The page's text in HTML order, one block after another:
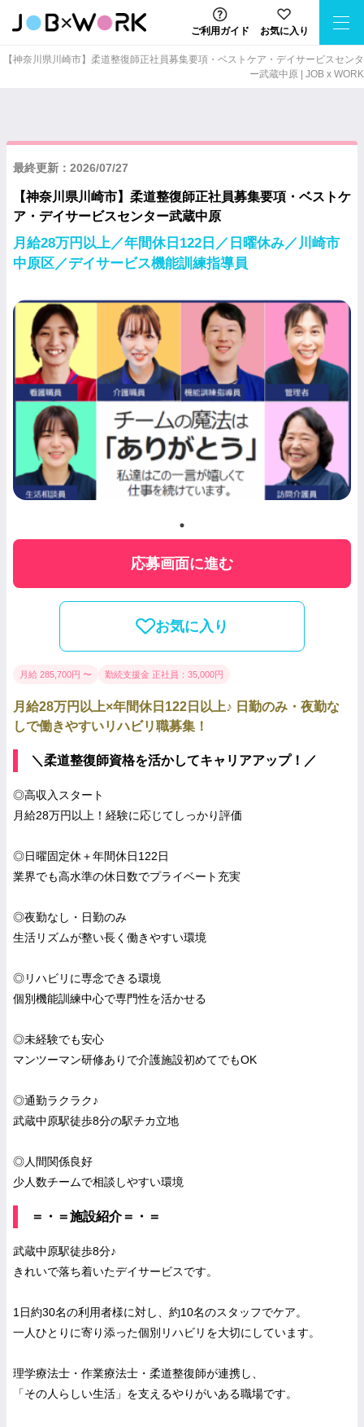
ご利用ガイド お気に入り
【神奈川県川崎市】柔道整復師正社員募集要項・ベストケア・デイサービスセンタ
ー武蔵中原 | JOB x WORK
最終更新：2026/07/27
【神奈川県川崎市】柔道整復師正社員募集要項・ベストケ
ア・デイサービスセンター武蔵中原
月給28万円以上／年間休日122日／日曜休み／川崎市
中原区／デイサービス機能訓練指導員
応募画面に進む
お気に入り
月給 285,700円 〜 勤続支援金 正社員：35,000円
月給28万円以上×年間休日122日以上♪ 日勤のみ・夜勤な
しで働きやすいリハビリ職募集！
＼柔道整復師資格を活かしてキャリアアップ！／
◎高収入スタート
月給28万円以上！経験に応じてしっかり評価
◎日曜固定休＋年間休日122日
業界でも高水準の休日数でプライベート充実
◎夜勤なし・日勤のみ
生活リズムが整い長く働きやすい環境
◎リハビリに専念できる環境
個別機能訓練中心で専門性を活かせる
◎未経験でも安心
マンツーマン研修ありで介護施設初めてでもOK
◎通勤ラクラク♪
武蔵中原駅徒歩8分の駅チカ立地
◎人間関係良好
少人数チームで相談しやすい環境
＝・＝施設紹介＝・＝
武蔵中原駅徒歩8分♪
きれいで落ち着いたデイサービスです。
1日約30名の利用者様に対し、約10名のスタッフでケア。
一人ひとりに寄り添った個別リハビリを大切にしています。
理学療法士・作業療法士・柔道整復師が連携し、
「その人らしい生活」を支えるやりがいある職場です。